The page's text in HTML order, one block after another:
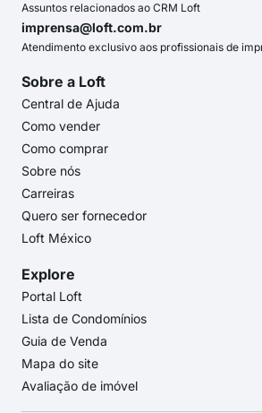
Assuntos relacionados ao CRM Loft
imprensa@loft.com.br
Atendimento exclusivo aos profissionais de
Sobre a Loft
Central de Ajuda
Como vender
Como comprar
Sobre nós
Carreiras
Quero ser fornecedor
Loft México
Explore
Portal Loft
Lista de Condomínios
Guia de Venda
Mapa do site
Avaliação de imóvel